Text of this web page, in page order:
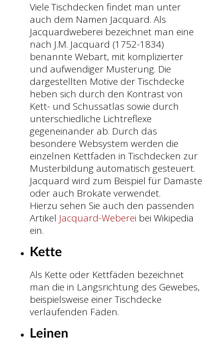
Viele Tischdecken findet man unter
auch dem Namen Jacquard. Als
Jacquardweberei bezeichnet man eine
nach J.M. Jacquard (1752-1834)
benannte Webart, mit komplizierter
und aufwendiger Musterung. Die
dargestellten Motive der Tischdecke
heben sich durch den Kontrast von
Kett- und Schussatlas sowie durch
unterschiedliche Lichtreflexe
gegeneinander ab. Durch das
besondere Websystem werden die
einzelnen Kettfäden in Tischdecken zur
Musterbildung automatisch gesteuert.
Jacquard wird zum Beispiel für Damaste
oder auch Brokate verwendet.
Hierzu sehen Sie auch den passenden
Artikel Jacquard-Weberei bei Wikipedia
ein.
Kette
Als Kette oder Kettfäden bezeichnet
man die in Längsrichtung des Gewebes,
beispielsweise einer Tischdecke
verlaufenden Fäden.
Leinen